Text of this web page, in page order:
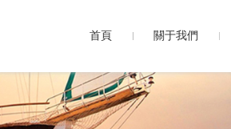
首頁 關于我們